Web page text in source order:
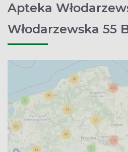
Apteka
Włodarzewska 55